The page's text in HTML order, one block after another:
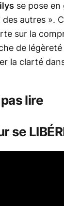
se pose
autres ».
sur la
de
la clarté
lire
se